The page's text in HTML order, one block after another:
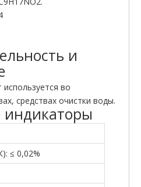
и
во
средствах очистки воды.
индикаторы
≤ 0,02%